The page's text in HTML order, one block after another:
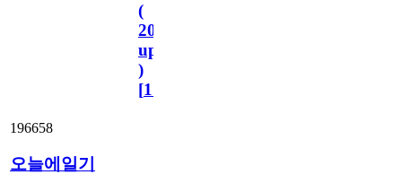
(
2023.11.1
update
)
[110
196658
오늘에일기